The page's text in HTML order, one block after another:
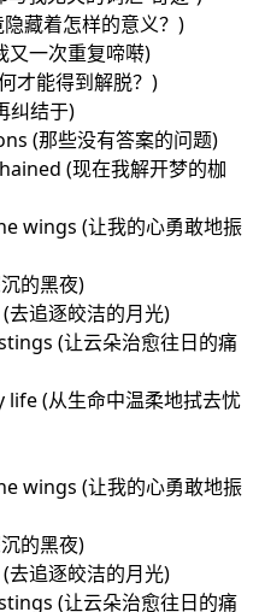
藏着怎样的意义？)
一次重复啼啭)
才能得到解脱？)
纠结于)
(那些没有答案的问题)
(现在我解开梦的枷
wings (让我的心勇敢地振
的黑夜)
追逐皎洁的月光)
(让云朵治愈往日的痛
(从生命中温柔地拭去忧
wings (让我的心勇敢地振
的黑夜)
追逐皎洁的月光)
(让云朵治愈往日的痛